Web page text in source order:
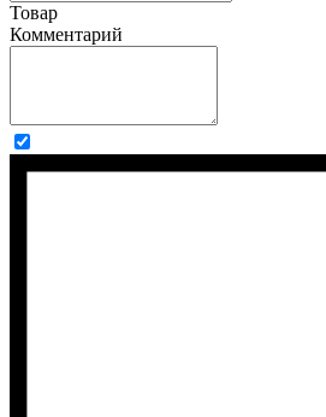
Товар
Комментарий